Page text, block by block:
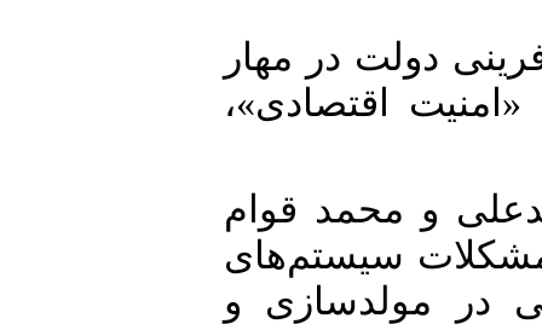
«نقش‌آفرینی دولت در مهار
اقتصادی»،
و محمد قوام
و مشکلات سیستم‌های
در مولدسازی و